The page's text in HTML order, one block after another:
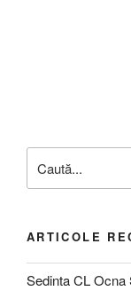
ARTICOLE
Sedinta CL Ocna